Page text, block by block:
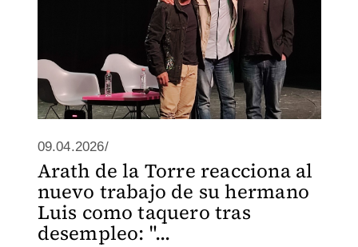
09.04.2026/
Arath de la Torre reacciona al
nuevo trabajo de su hermano
Luis como taquero tras
desempleo: "...